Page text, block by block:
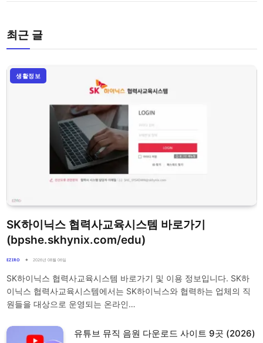
최근 글
생활정보
SK하이닉스 협력사교육시스템 바로가기
(bpshe.skhynix.com/edu)
EZIRO 2026년 08월 06일
SK하이닉스 협력사교육시스템 바로가기 및 이용 정보입니다. SK하
이닉스 협력사교육시스템에서는 SK하이닉스와 협력하는 업체의 직
원들을 대상으로 운영되는 온라인…
유튜브 뮤직 음원 다운로드 사이트 9곳 (2026)